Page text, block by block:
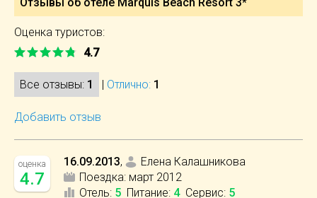
Оценка туристов:
4.7
Все отзывы: 1 | Отлично: 1
Добавить отзыв
оценка
4.7
16.09.2013,
Елена Калашникова
Поездка: март 2012
Отель: 5 Питание: 4 Сервис: 5